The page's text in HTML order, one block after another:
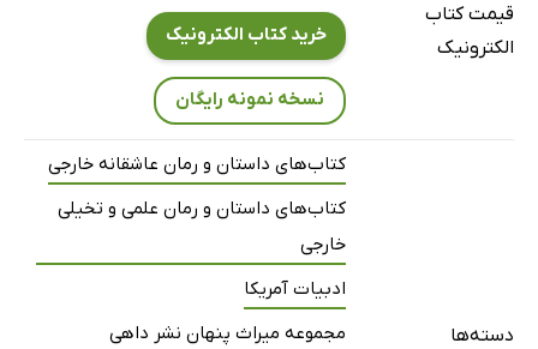
قیمت کتاب
الکترونیک
خرید کتاب الکترونیک
نسخه نمونه رایگان
دسته‌ها
کتاب‌های داستان و رمان عاشقانه خارجی
کتاب‌های داستان و رمان علمی و تخیلی
خارجی
ادبیات آمریکا
مجموعه میراث پنهان نشر داهی